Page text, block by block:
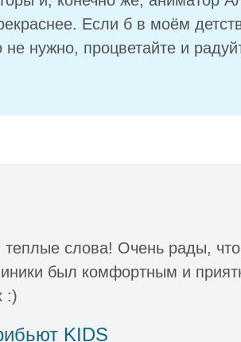
Если б в моём
не нужно, процветайте и
слова! Очень рады,
был комфортным и
:)
KIDS